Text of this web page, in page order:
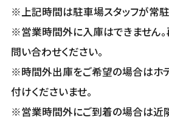
※上記時間は駐車場スタッフが常駐
※営業時間外に入庫はできません
問い合わせください。
※時間外出庫をご希望の場合はホ
付けくださいませ。
※営業時間外にご到着の場合は近